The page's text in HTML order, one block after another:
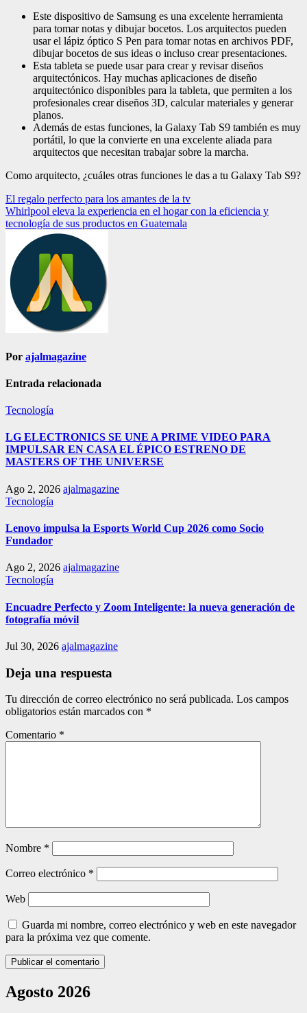
Este dispositivo de Samsung es una excelente herramienta
para tomar notas y dibujar bocetos. Los arquitectos pueden
usar el lápiz óptico S Pen para tomar notas en archivos PDF,
dibujar bocetos de sus ideas o incluso crear presentaciones.
Esta tableta se puede usar para crear y revisar diseños
arquitectónicos. Hay muchas aplicaciones de diseño
arquitectónico disponibles para la tableta, que permiten a los
profesionales crear diseños 3D, calcular materiales y generar
planos.
Además de estas funciones, la Galaxy Tab S9 también es muy
portátil, lo que la convierte en una excelente aliada para
arquitectos que necesitan trabajar sobre la marcha.
Como arquitecto, ¿cuáles otras funciones le das a tu Galaxy Tab S9?
Navegación
de
entradas
El regalo perfecto para los amantes de la tv
Whirlpool eleva la experiencia en el hogar con la eficiencia y
tecnología de sus productos en Guatemala
Por ajalmagazine
Entrada relacionada
Tecnología
LG ELECTRONICS SE UNE A PRIME VIDEO PARA
IMPULSAR EN CASA EL ÉPICO ESTRENO DE
MASTERS OF THE UNIVERSE
Ago 2, 2026 ajalmagazine
Tecnología
Lenovo impulsa la Esports World Cup 2026 como Socio
Fundador
Ago 2, 2026 ajalmagazine
Tecnología
Encuadre Perfecto y Zoom Inteligente: la nueva generación de
fotografía móvil
Jul 30, 2026 ajalmagazine
Deja una respuesta
Tu dirección de correo electrónico no será publicada. Los campos
obligatorios están marcados con *
Comentario *
Nombre *
Correo electrónico *
Web
Guarda mi nombre, correo electrónico y web en este navegador
para la próxima vez que comente.
Agosto 2026